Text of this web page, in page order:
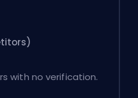
with no verification.